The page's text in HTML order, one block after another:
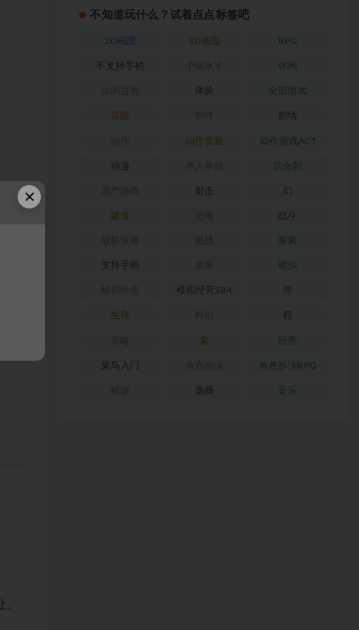
不知道玩什么？试着点点标签吧
2D画面 3D画面 RPG
不支持手柄 休闲
体验 全部游戏
冒险 剧情
动作冒险 动作游戏ACT
动漫 回合制
射击 幻
建造 战斗
挑战 探索
支持手柄 模拟
模拟经营SIM 球
生存 程
索 经营
菜鸟入门 角色扮演RPG
选择 音乐
×